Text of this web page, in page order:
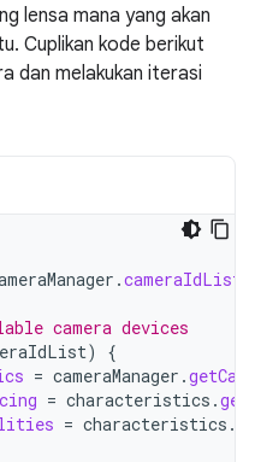
lensa mana yang akan
Cuplikan kode berikut
dan melakukan iterasi
.cameraIdList
camera devices
)
{
= cameraManager .
= characteristics .get
= characteristics .